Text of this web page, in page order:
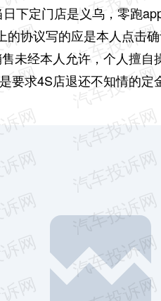
下定门店是义乌，零跑
协议写的应是本人点击
未经本人允许，个人擅
要求4S店退还不知情的定